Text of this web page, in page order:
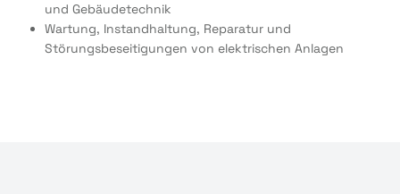
und Gebäudetechnik
Wartung, Instandhaltung, Reparatur und
Störungsbeseitigungen von elektrischen Anlagen